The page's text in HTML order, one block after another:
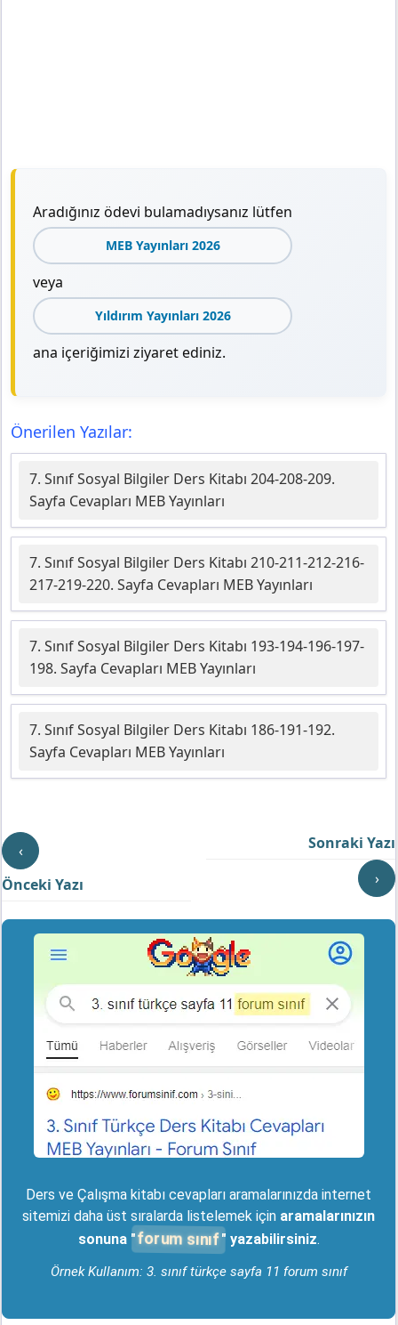
Aradığınız ödevi bulamadıysanız lütfen
MEB Yayınları 2026
veya
Yıldırım Yayınları 2026
ana içeriğimizi ziyaret ediniz.
Önerilen Yazılar:
7. Sınıf Sosyal Bilgiler Ders Kitabı 204-208-209.
Sayfa Cevapları MEB Yayınları
7. Sınıf Sosyal Bilgiler Ders Kitabı 210-211-212-216-
217-219-220. Sayfa Cevapları MEB Yayınları
7. Sınıf Sosyal Bilgiler Ders Kitabı 193-194-196-197-
198. Sayfa Cevapları MEB Yayınları
7. Sınıf Sosyal Bilgiler Ders Kitabı 186-191-192.
Sayfa Cevapları MEB Yayınları
‹
Önceki Yazı
Sonraki Yazı
›
Ders ve Çalışma kitabı cevapları aramalarınızda internet
sitemizi daha üst sıralarda listelemek için aramalarınızın
sonuna " forum sınıf " yazabilirsiniz.
Örnek Kullanım: 3. sınıf türkçe sayfa 11 forum sınıf